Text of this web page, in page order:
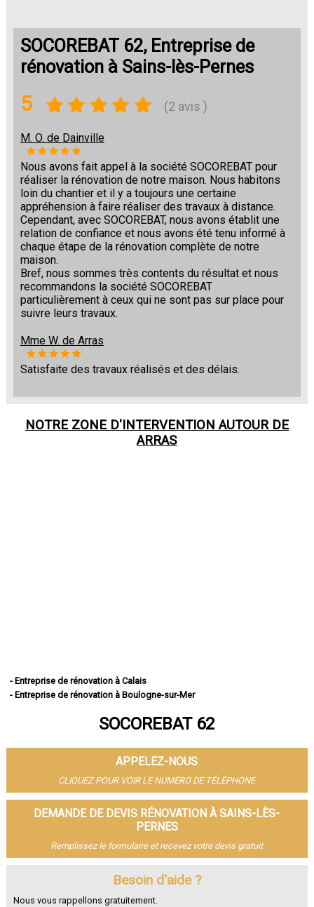
SOCOREBAT 62, Entreprise de
rénovation à Sains-lès-Pernes
5 (2 avis )
M. O. de Dainville
Nous avons fait appel à la société SOCOREBAT pour
réaliser la rénovation de notre maison. Nous habitons
loin du chantier et il y a toujours une certaine
appréhension à faire réaliser des travaux à distance.
Cependant, avec SOCOREBAT, nous avons établit une
relation de confiance et nous avons été tenu informé à
chaque étape de la rénovation complète de notre
maison.
Bref, nous sommes très contents du résultat et nous
recommandons la société SOCOREBAT
particulièrement à ceux qui ne sont pas sur place pour
suivre leurs travaux.
Mme W. de Arras
Satisfaite des travaux réalisés et des délais.
NOTRE ZONE D'INTERVENTION AUTOUR DE
ARRAS
- Entreprise de rénovation à Calais
- Entreprise de rénovation à Boulogne-sur-Mer
- Entreprise de rénovation à Lens
- Entreprise de rénovation à Béthune
- Entreprise de rénovation à Hénin-Beaumont
- Entreprise de rénovation à Bruay-la-Buissière
- Entreprise de rénovation à Avion
- Entreprise de rénovation à Carvin
- Entreprise de rénovation à Berck
- Entreprise de rénovation à Outreau
- Entreprise de rénovation à Méricourt
SOCOREBAT 62
APPELEZ-NOUS
CLIQUEZ POUR VOIR LE NUMÉRO DE TÉLÉPHONE
DEMANDE DE DEVIS RÉNOVATION À SAINS-LÈS-
PERNES
Remplissez le formulaire et recevez votre devis gratuit
Besoin d'aide ?
Nous vous rappellons gratuitement.